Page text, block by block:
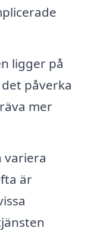
ligger på
påverka
mer
variera
är